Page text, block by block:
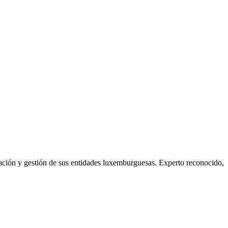
y gestión de sus entidades luxemburguesas. Experto reconocido,